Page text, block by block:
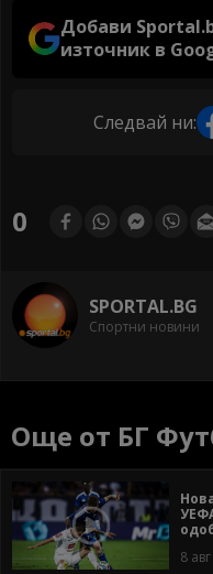
Добави
източник в
Следвай ни:
0
SPORTAL.BG
Спортни новини
Още от БГ
8